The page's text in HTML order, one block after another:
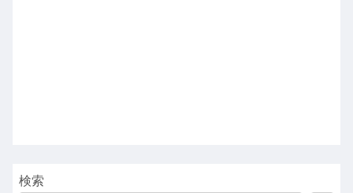
検索